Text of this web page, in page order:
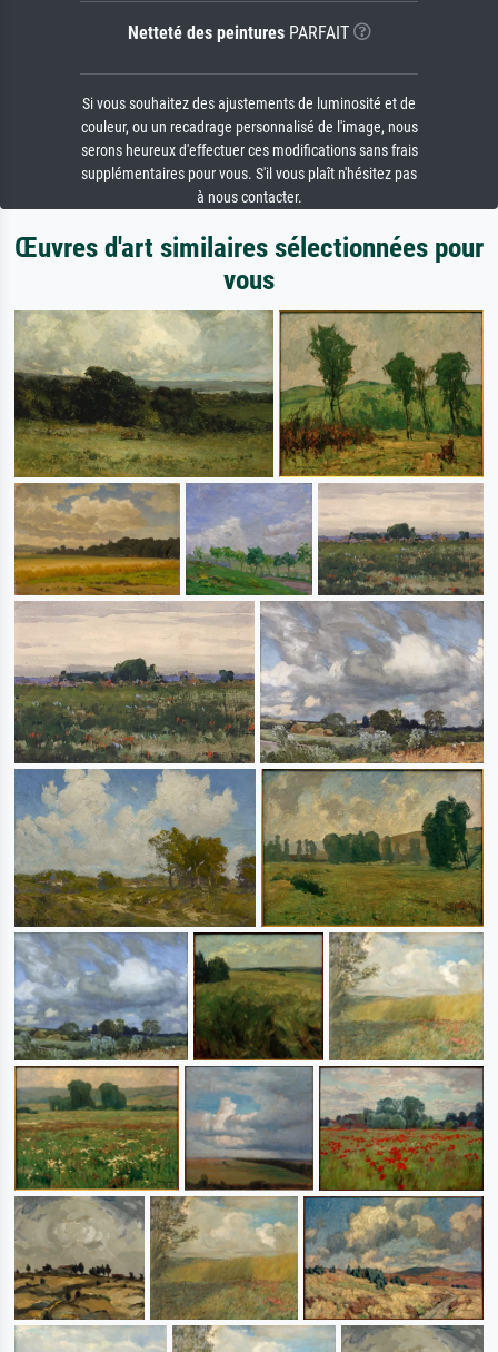
Netteté des peinturesPARFAIT
Si vous souhaitez des ajustements de luminosité et de
couleur, ou un recadrage personnalisé de l'image, nous
serons heureux d'effectuer ces modifications sans frais
supplémentaires pour vous. S'il vous plaît n'hésitez pas
à nous contacter.
Œuvres d'art similaires sélectionnées pour
vous